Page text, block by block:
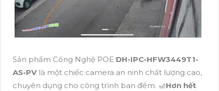
Sản phẩm Công Nghệ POE DH-IPC-HFW3449T1-
AS-PV là một chiếc camera an ninh chất lượng cao,
chuyên dụng cho công trình ban đêm. 🎢Hơn hết